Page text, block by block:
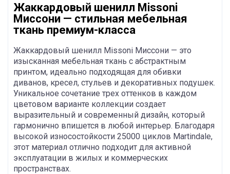
Жаккардовый шенилл Missoni
Миссони — стильная мебельная
ткань премиум-класса
Жаккардовый шенилл Missoni Миссони — это
изысканная мебельная ткань с абстрактным
принтом, идеально подходящая для обивки
диванов, кресел, стульев и декоративных подушек.
Уникальное сочетание трех оттенков в каждом
цветовом варианте коллекции создает
выразительный и современный дизайн, который
гармонично впишется в любой интерьер. Благодаря
высокой износостойкости 25000 циклов Martindale,
этот материал отлично подходит для активной
эксплуатации в жилых и коммерческих
пространствах.